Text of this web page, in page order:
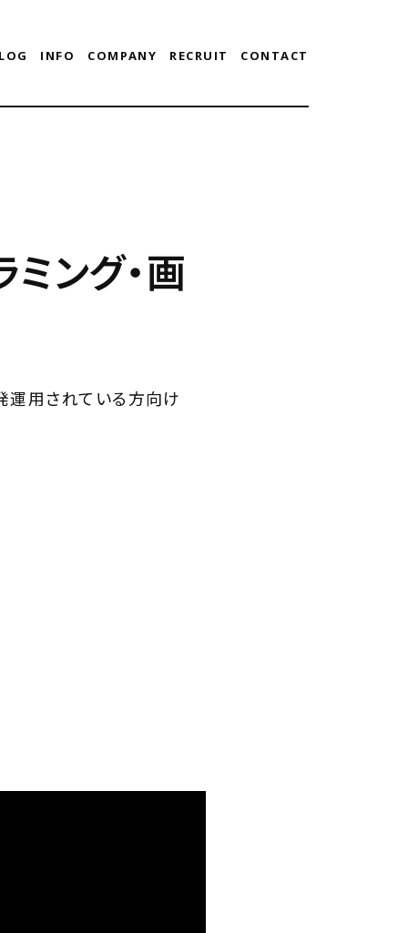
INFO COMPANY RECRUIT CONTACT
ング・画
運用されている方向け